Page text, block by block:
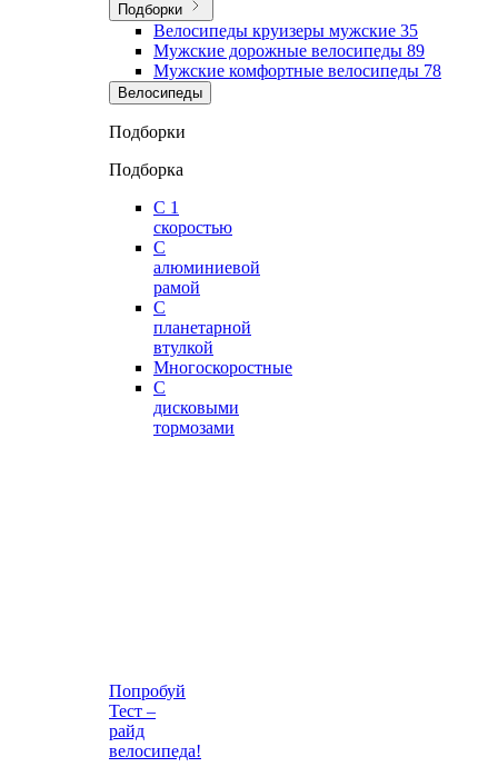
Подборки
Велосипеды круизеры мужские 35
Мужские дорожные велосипеды 89
Мужские комфортные велосипеды 78
Велосипеды
Подборки
Подборка
С 1
скоростью
С
алюминиевой
рамой
С
планетарной
втулкой
Многоскоростные
С
дисковыми
тормозами
Попробуй
Тест –
райд
велосипеда!